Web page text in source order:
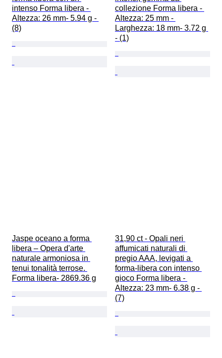
intenso Forma libera -
Altezza: 26 mm- 5.94 g -
(8)
collezione Forma libera -
Altezza: 25 mm -
Larghezza: 18 mm- 3.72 g
- (1)
Jaspe oceano a forma
libera – Opera d'arte
naturale armoniosa in
tenui tonalità terrose.
Forma libera- 2869.36 g
31,90 ct - Opali neri
affumicati naturali di
pregio AAA, levigati a
forma-libera con intenso
gioco Forma libera -
Altezza: 23 mm- 6.38 g -
(7)